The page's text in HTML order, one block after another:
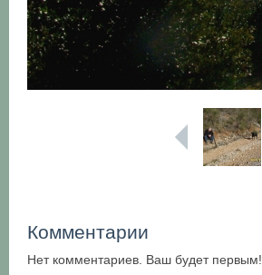
Комментарии
Нет комментариев. Ваш будет первым!